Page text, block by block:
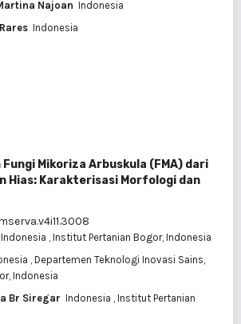
Najoan Indonesia
Indonesia
Mikoriza Arbuskula (FMA) dari
Hias: Karakterisasi Morfologi dan
Indonesia , Institut Pertanian Bogor, Indonesia
, Departemen Teknologi Inovasi Sains,
Indonesia
Br Siregar Indonesia , Institut Pertanian